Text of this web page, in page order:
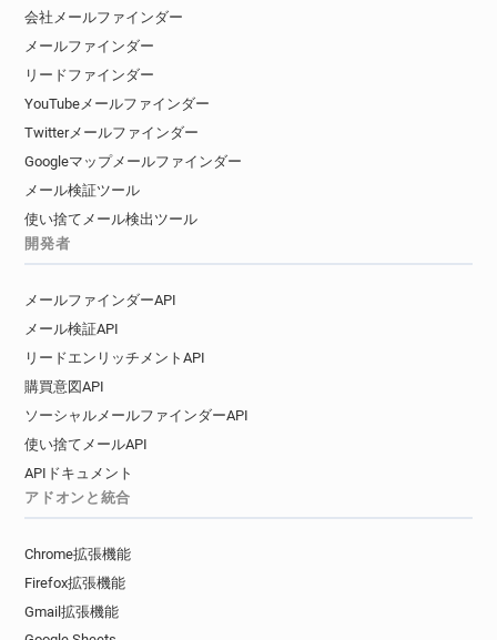
会社メールファインダー
メールファインダー
リードファインダー
YouTubeメールファインダー
Twitterメールファインダー
Googleマップメールファインダー
メール検証ツール
使い捨てメール検出ツール
開発者
メールファインダーAPI
メール検証API
リードエンリッチメントAPI
購買意図API
ソーシャルメールファインダーAPI
使い捨てメールAPI
APIドキュメント
アドオンと統合
Chrome拡張機能
Firefox拡張機能
Gmail拡張機能